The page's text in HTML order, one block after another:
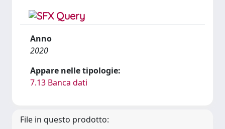
Anno
2020
Appare nelle tipologie:
7.13 Banca dati
File in questo prodotto: